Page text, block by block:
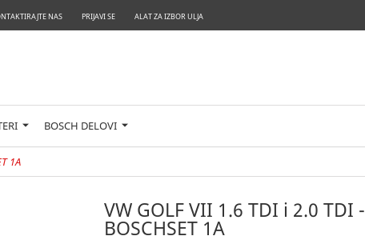
NAS PRIJAVI SE ALAT ZA IZBOR ULJA
BOSCH DELOVI
1A
VW GOLF VII 1.6 TDI i 2.0 TDI -
BOSCHSET 1A